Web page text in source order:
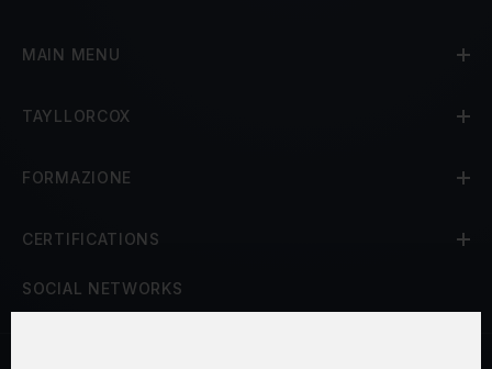
MAIN MENU
TAYLLORCOX
FORMAZIONE
CERTIFICATIONS
SOCIAL NETWORKS